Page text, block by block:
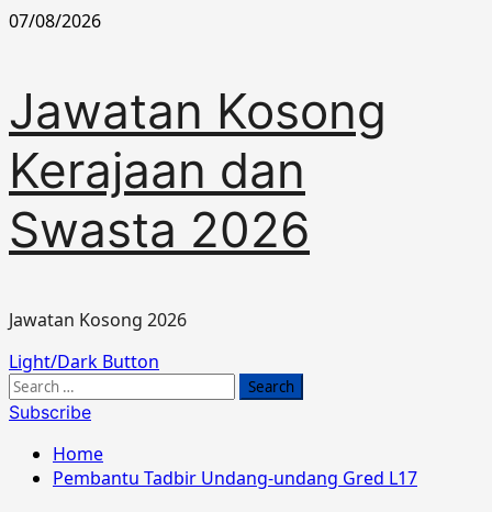
Skip
07/08/2026
Jawatan Kosong
Kerajaan dan
Swasta 2026
Jawatan Kosong 2026
Primary
Menu
Light/Dark Button
Search
for:
Subscribe
Home
Pembantu Tadbir Undang-undang Gred L17